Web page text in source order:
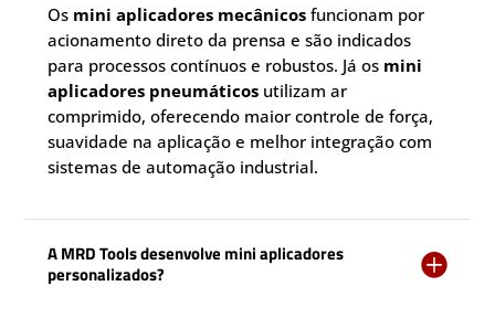
Os mini aplicadores mecânicos funcionam por
acionamento direto da prensa e são indicados
para processos contínuos e robustos. Já os mini
aplicadores pneumáticos utilizam ar
comprimido, oferecendo maior controle de força,
suavidade na aplicação e melhor integração com
sistemas de automação industrial.
A MRD Tools desenvolve mini aplicadores
personalizados?
